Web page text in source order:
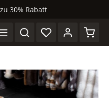
30% Rabatt